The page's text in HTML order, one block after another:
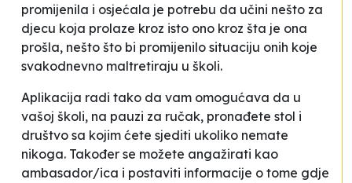
promijenila i osjećala je potrebu da učini nešto za
djecu koja prolaze kroz isto ono kroz šta je ona
prošla, nešto što bi promijenilo situaciju onih koje
svakodnevno maltretiraju u školi.
Aplikacija radi tako da vam omogućava da u
vašoj školi, na pauzi za ručak, pronađete stol i
društvo sa kojim ćete sjediti ukoliko nemate
nikoga. Također se možete angažirati kao
ambasador/ica i postaviti informacije o tome gdje